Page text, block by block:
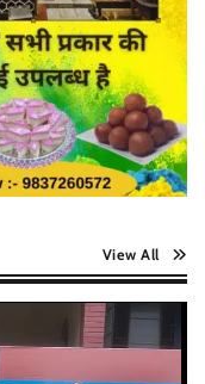
View All